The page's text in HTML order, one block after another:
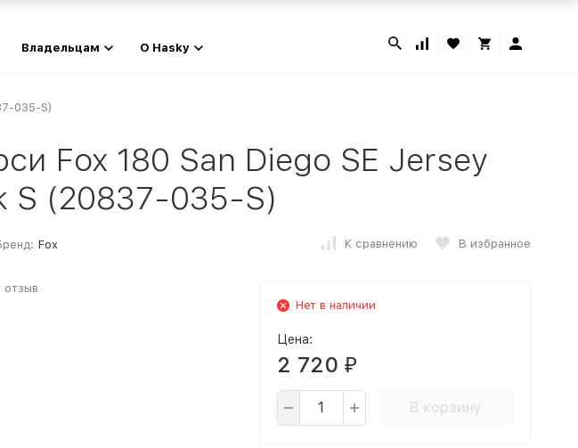
Владельцам О Hasky
035-S)
Fox 180 San Diego SE Jersey
S (20837-035-S)
Fox К сравнению В избранное
отзыв
Нет в наличии
Цена:
2 720 ₽
В корзину